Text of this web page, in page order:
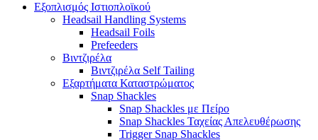
Εξοπλισμός Ιστιοπλοϊκού
Headsail Handling Systems
Headsail Foils
Prefeeders
Βιντζιρέλα
Βιντζιρέλα Self Tailing
Εξαρτήματα Καταστρώματος
Snap Shackles
Snap Shackles με Πείρο
Snap Shackles Ταχείας Απελευθέρωσης
Trigger Snap Shackles